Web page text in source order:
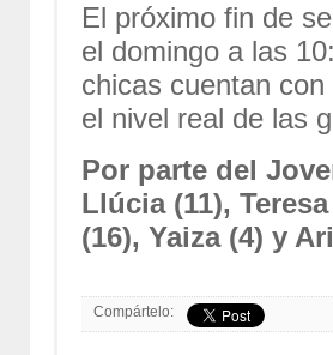
El próximo fin de
el domingo a las
chicas cuentan
el nivel real de las
Por parte del
Llúcia (11),
(16), Yaiza (4) y
Compártelo: